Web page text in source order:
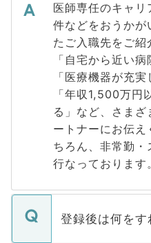
医師専任のキャ
件などをおうかが
たご入職先をご紹
「自宅から近い
「医療機器が充
「年収1,500万円
る」など、さま
ートナーにお伝え
ちろん、非常勤・
行なっております。
登録後は何を